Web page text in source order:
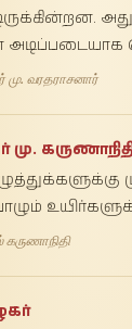
மு. வரதராசனார்
கருணாநிதி